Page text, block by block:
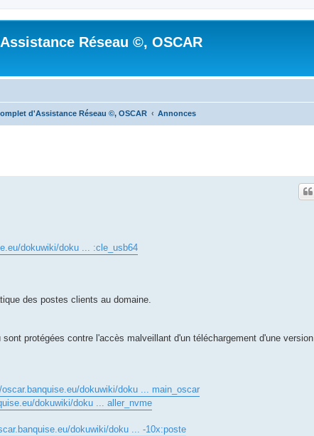
Réseau ©, OSCAR
d'Assistance Réseau ©, OSCAR Annonces
dokuwiki/doku ... :cle_usb64
des postes clients au domaine.
protégées contre l'accès malveillant d'un téléchargement d'une version
dokuwiki/doku ... main_oscar
dokuwiki/doku ... aller_nvme
dokuwiki/doku ... -10x:poste